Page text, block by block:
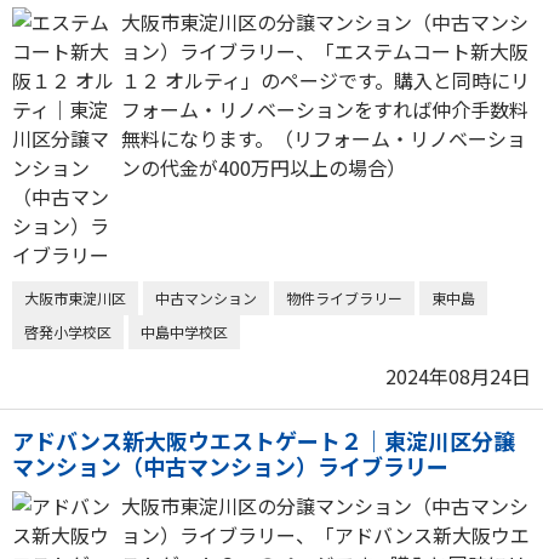
大阪市東淀川区の分譲マンション（中古マンシ
ョン）ライブラリー、「エステムコート新大阪
１２ オルティ」のページです。購入と同時にリ
フォーム・リノベーションをすれば仲介手数料
無料になります。（リフォーム・リノベーショ
ンの代金が400万円以上の場合）
大阪市東淀川区 中古マンション 物件ライブラリー
東中島
啓発小学校区
中島中学校区
2024年08月24日
アドバンス新大阪ウエストゲート２｜東淀川区分譲
マンション（中古マンション）ライブラリー
大阪市東淀川区の分譲マンション（中古マンシ
ョン）ライブラリー、「アドバンス新大阪ウエ